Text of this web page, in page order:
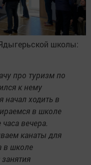
школы:
про туризм по
к нему
начал ходить в
в школе
вечера.
канаты для
в школе